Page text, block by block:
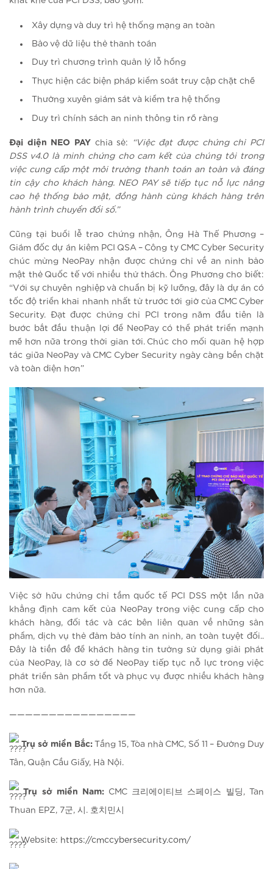
Xây dựng và duy trì hệ thống mạng an toàn
Bảo vệ dữ liệu thẻ thanh toán
Duy trì chương trình quản lý lỗ hổng
Thực hiện các biện pháp kiểm soát truy cập chặt chẽ
Thường xuyên giám sát và kiểm tra hệ thống
Duy trì chính sách an ninh thông tin rõ ràng
Đại diện NEO PAY chia sẻ:
“Việc đạt được chứng chỉ PCI
DSS v4.0 là minh chứng cho cam kết của chúng tôi trong
việc cung cấp một môi trường thanh toán an toàn và đáng
tin cậy cho khách hàng. NEO PAY sẽ tiếp tục nỗ lực nâng
cao hệ thống bảo mật, đồng hành cùng khách hàng trên
hành trình chuyển đổi số.”
Cũng tại buổi lễ trao chứng nhận, Ông Hà Thế Phương –
Giám đốc dự án kiêm PCI QSA – Công ty CMC Cyber Security
chúc mừng NeoPay nhận được chứng chỉ về an ninh bảo
mật thẻ Quốc tế với nhiều thử thách. Ông Phương cho biết:
“Với sự chuyên nghiệp và chuẩn bị kỹ lưỡng, đây là dự án có
tốc độ triển khai nhanh nhất từ trước tới giờ của CMC Cyber
Security. Đạt được chứng chỉ PCI trong năm đầu tiên là
bước bắt đầu thuận lợi để NeoPay có thể phát triển mạnh
mẽ hơn nữa trong thời gian tới. Chúc cho mối quan hệ hợp
tác giữa NeoPay và CMC Cyber Security ngày càng bền chặt
và toàn diện hơn”
Việc sở hữu chứng chỉ tầm quốc tế PCI DSS một lần nữa
khẳng định cam kết của NeoPay trong việc cung cấp cho
khách hàng, đối tác và các bên liên quan về những sản
phẩm, dịch vụ thẻ đảm bảo tính an ninh, an toàn tuyệt đối..
Đây là tiền đề để khách hàng tin tưởng sử dụng giải phát
của NeoPay, là cơ sở để NeoPay tiếp tục nỗ lực trong việc
phát triển sản phẩm tốt và phục vụ được nhiều khách hàng
hơn nữa.
————————————————
Trụ sở miền Bắc: Tầng 15, Tòa nhà CMC, Số 11 – Đường Duy
Tân, Quận Cầu Giấy, Hà Nội.
Trụ sở miền Nam: CMC 크리에이티브 스페이스 빌딩, Tan
Thuan EPZ, 7군, 시. 호치민시
Website: https://cmccybersecurity.com/